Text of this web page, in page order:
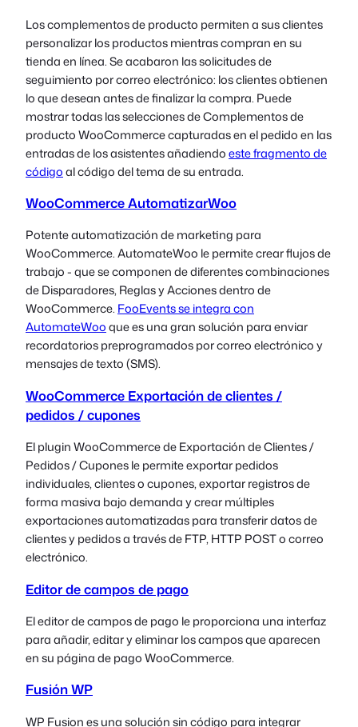
Los complementos de producto permiten a sus clientes
personalizar los productos mientras compran en su
tienda en línea. Se acabaron las solicitudes de
seguimiento por correo electrónico: los clientes obtienen
lo que desean antes de finalizar la compra. Puede
mostrar todas las selecciones de Complementos de
producto WooCommerce capturadas en el pedido en las
entradas de los asistentes añadiendoeste fragmento de
códigoal código del tema de su entrada.
WooCommerce AutomatizarWoo
Potente automatización de marketing para
WooCommerce. AutomateWoo le permite crear flujos de
trabajo - que se componen de diferentes combinaciones
de Disparadores, Reglas y Acciones dentro de
WooCommerce. FooEvents se integra con
AutomateWooque es una gran solución para enviar
recordatorios preprogramados por correo electrónico y
mensajes de texto (SMS).
WooCommerce Exportación de clientes /
pedidos / cupones
El plugin WooCommerce de Exportación de Clientes /
Pedidos / Cupones le permite exportar pedidos
individuales, clientes o cupones, exportar registros de
forma masiva bajo demanda y crear múltiples
exportaciones automatizadas para transferir datos de
clientes y pedidos a través de FTP, HTTP POST o correo
electrónico.
Editor de campos de pago
El editor de campos de pago le proporciona una interfaz
para añadir, editar y eliminar los campos que aparecen
en su página de pago WooCommerce.
Fusión WP
WP Fusion es una solución sin código para integrar